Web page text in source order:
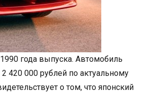
года выпуска. Автомобиль
420 000 рублей по актуальному
о том, что японский